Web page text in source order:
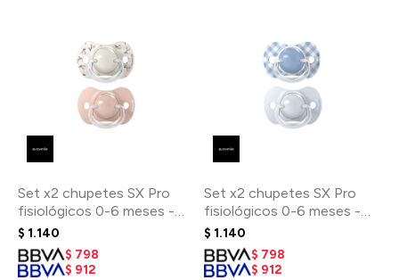
Set x2 chupetes SX Pro
fisiológicos 0-6 meses -
Birdies Rosa
$ 1.140
$ 798
$ 912
Set x2 chupetes SX Pro
fisiológicos 0-6 meses -
Azul
$ 1.140
$ 798
$ 912